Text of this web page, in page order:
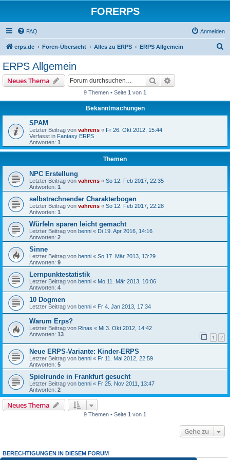
FORERPS
FAQ Anmelden
erps.de Foren-Übersicht Alles zu ERPS ERPS Allgemein
ERPS Allgemein
Neues Thema Suche
9 Themen • Seite 1 von 1
Bekanntmachungen
SPAM
Letzter Beitrag von vahrens « Fr 26. Okt 2012, 15:44
Verfasst in Fantasy ERPS
Antworten: 1
Themen
NPC Erstellung
Letzter Beitrag von vahrens « So 12. Feb 2017, 22:35
Antworten: 1
selbstrechnender Charakterbogen
Letzter Beitrag von vahrens « So 12. Feb 2017, 22:28
Antworten: 1
Würfeln sparen leicht gemacht
Letzter Beitrag von benni « Di 19. Apr 2016, 14:16
Antworten: 2
Sinne
Letzter Beitrag von benni « So 17. Mär 2013, 13:29
Antworten: 9
Lernpunktestatistik
Letzter Beitrag von benni « Mo 11. Mär 2013, 10:06
Antworten: 4
10 Dogmen
Letzter Beitrag von benni « Fr 4. Jan 2013, 17:34
Warum Erps?
Letzter Beitrag von Rinas « Mi 3. Okt 2012, 14:42
Antworten: 13 1 2
Neue ERPS-Variante: Kinder-ERPS
Letzter Beitrag von benni « Fr 11. Mai 2012, 22:59
Antworten: 5
Spielrunde in Frankfurt gesucht
Letzter Beitrag von benni « Fr 25. Nov 2011, 13:47
Antworten: 2
Neues Thema
9 Themen • Seite 1 von 1
Gehe zu
BERECHTIGUNGEN IN DIESEM FORUM